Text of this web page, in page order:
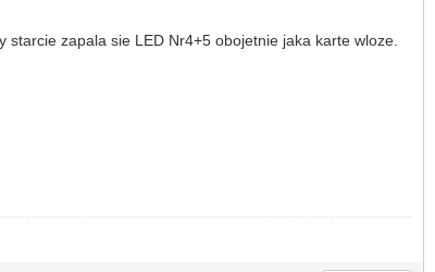
zapala sie LED Nr4+5 obojetnie jaka karte wloze.